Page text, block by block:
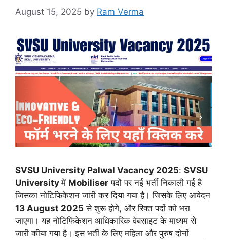
August 15, 2025 by Ram Verma
SVSU University Palwal Vacancy 2025: SVSU
University में Mobiliser पदों पर नई भर्ती निकाली गई है
जिसका नोटिफिकेशन जारी कर दिया गया है। जिसके लिए आवेदन
13 August 2025 से शुरू होगे, और रिक्त पदों को भरा
जाएगा। यह नोटिफिकेशन आधिकारिक वेबसाइट के माध्यम से
जारी कीया गया है। इस भर्ती के लिए महिला और पुरुष दोनों